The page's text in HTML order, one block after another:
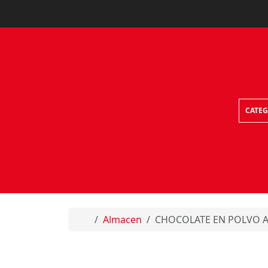
Home
Almacen CHOCOLATE EN POLVO